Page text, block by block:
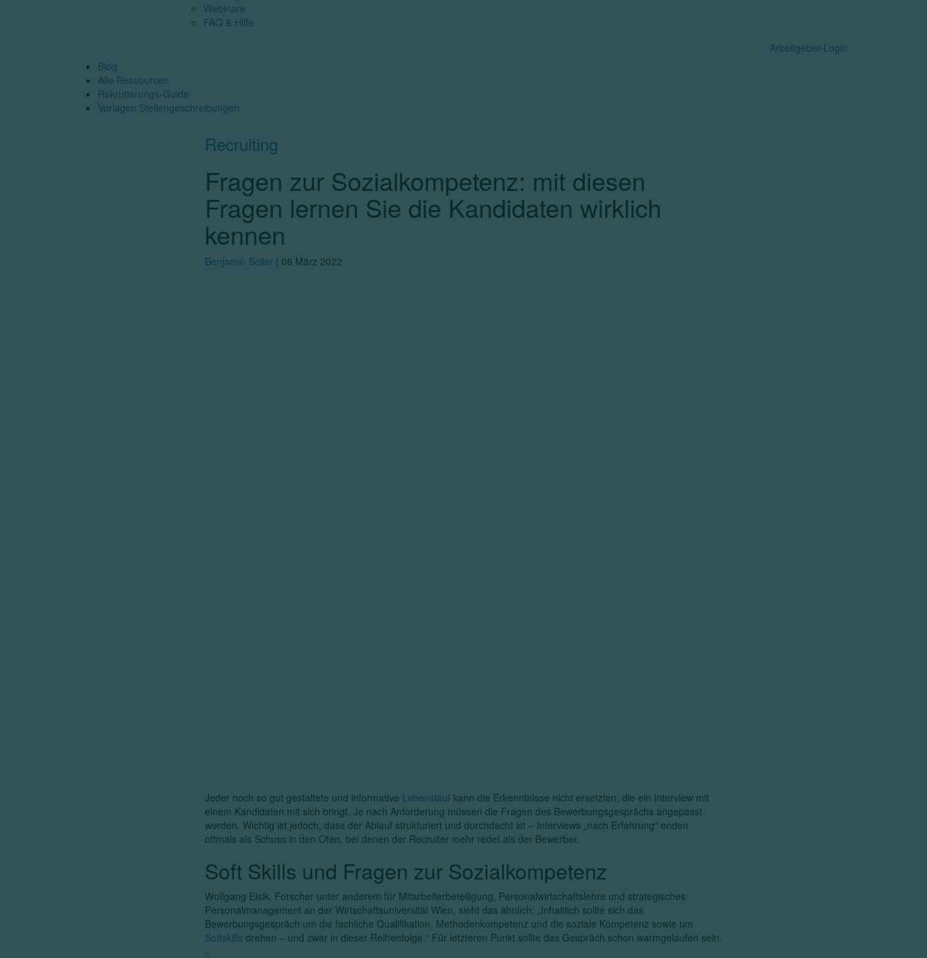
Webinare
FAQ & Hilfe
Arbeitgeber-Login
Blog
Alle Ressourcen
Rekrutierungs-Guide
Vorlagen Stellengeschreibungen
Recruiting
Fragen zur Sozialkompetenz: mit diesen
Fragen lernen Sie die Kandidaten wirklich
kennen
Benjamin Seiler | 08 März 2022
Jeder noch so gut gestaltete und informative Lebenslauf kann die Erkenntnisse nicht ersetzten, die ein Interview mit
einem Kandidaten mit sich bringt. Je nach Anforderung müssen die Fragen des Bewerbungsgesprächs angepasst
werden. Wichtig ist jedoch, dass der Ablauf strukturiert und durchdacht ist – Interviews „nach Erfahrung“ enden
oftmals als Schuss in den Ofen, bei denen der Recruiter mehr redet als der Bewerber.
Soft Skills und Fragen zur Sozialkompetenz
Wolfgang Elsik, Forscher unter anderem für Mitarbeiterbeteiligung, Personalwirtschaftslehre und strategisches
Personalmanagement an der Wirtschaftsuniversität Wien, sieht das ähnlich: „Inhaltlich sollte sich das
Bewerbungsgespräch um die fachliche Qualifikation, Methodenkompetenz und die soziale Kompetenz sowie um
Softskills drehen – und zwar in dieser Reihenfolge.“ Für letzteren Punkt sollte das Gespräch schon warmgelaufen sein.